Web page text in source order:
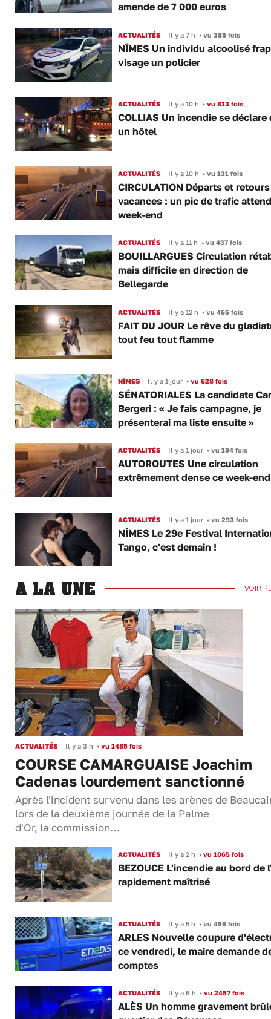
amende de 7 000 euros
ACTUALITÉS Il y a 7 h •vu 385 fois
NÎMES Un individu alcoolisé
visage un policier
ACTUALITÉS Il y a 10 h •vu 813 fois
COLLIAS Un incendie se déclare
un hôtel
ACTUALITÉS Il y a 10 h •vu 131 fois
CIRCULATION Départs et
vacances : un pic de trafic
week-end
ACTUALITÉS Il y a 11 h •vu 437 fois
BOUILLARGUES Circulation
mais difficile en direction de
Bellegarde
ACTUALITÉS Il y a 12 h •vu 465 fois
FAIT DU JOUR Le rêve du
tout feu tout flamme
NÎMES Il y a 1 jour •vu 628 fois
SÉNATORIALES La candidate
Bergeri : « Je fais campagne, je
présenterai ma liste ensuite »
ACTUALITÉS Il y a 1 jour •vu 194 fois
AUTOROUTES Une circulation
extrêmement dense ce week-end
ACTUALITÉS Il y a 1 jour •vu 293 fois
NÎMES Le 29e Festival
Tango, c'est demain !
A LA UNE VOIR
ACTUALITÉS Il y a 3 h • vu 1485 fois
COURSE CAMARGUAISE Joachim
Cadenas lourdement sanctionné
Après l'incident survenu dans les arènes de
lors de la deuxième journée de la Palme
d'Or, la commission…
ACTUALITÉS Il y a 2 h •vu 1065 fois
BEZOUCE L'incendie au bord de
rapidement maîtrisé
ACTUALITÉS Il y a 5 h •vu 456 fois
ARLES Nouvelle coupure
ce vendredi, le maire demande
comptes
ACTUALITÉS Il y a 6 h •vu 2457 fois
ALÈS Un homme gravement